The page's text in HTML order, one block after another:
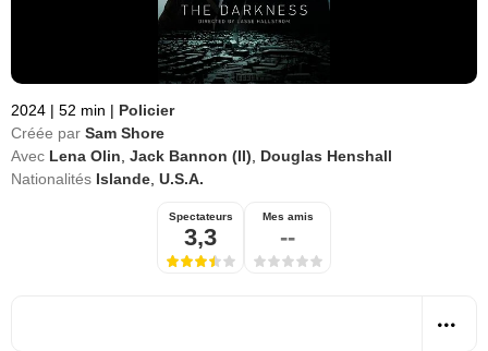
2024 | 52 min | Policier
Créée par Sam Shore
Avec Lena Olin Jack Bannon (II)
Douglas Henshall
Nationalités Islande U.S.A.
Spectateurs
3,3
Mes amis
--